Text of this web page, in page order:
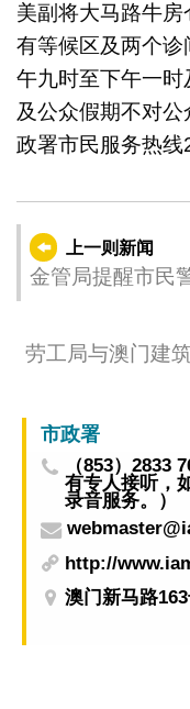
美副将大马路牛
有等候区及两个
午九时至下午一
及公众假期不对
政署市民服务热线
上一则新闻
金管局提醒市民
劳工局与澳门建
市政署
（853）2833
有专人接听，
录音服务。）
http://
澳门新马路